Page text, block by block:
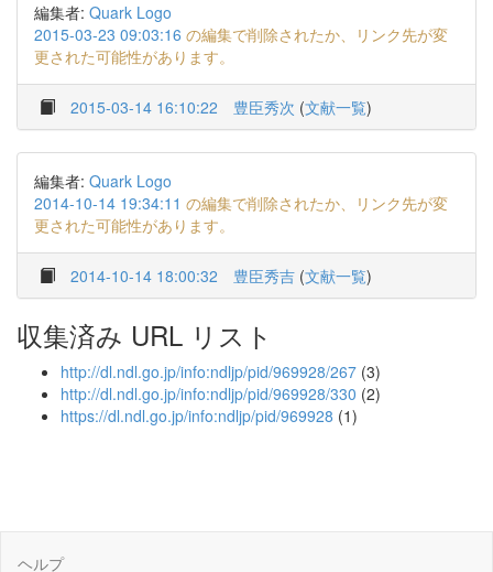
編集者: Quark Logo
2015-03-23 09:03:16 の編集で削除されたか、リンク先が変
更された可能性があります。
2015-03-14 16:10:22 豊臣秀次 (文献一覧)
編集者: Quark Logo
2014-10-14 19:34:11 の編集で削除されたか、リンク先が変
更された可能性があります。
2014-10-14 18:00:32 豊臣秀吉 (文献一覧)
収集済み URL リスト
http://dl.ndl.go.jp/info:ndljp/pid/969928/267 (3)
http://dl.ndl.go.jp/info:ndljp/pid/969928/330 (2)
https://dl.ndl.go.jp/info:ndljp/pid/969928 (1)
ヘルプ